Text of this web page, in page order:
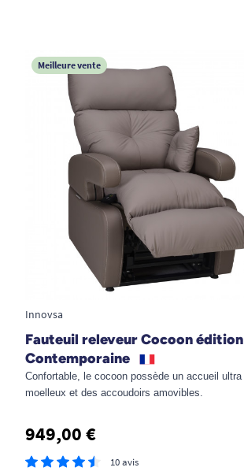
Meilleure vente
Innovsa
Fauteuil releveur Cocoon édition
Contemporaine
Confortable, le cocoon possède un accueil ultra
moelleux et des accoudoirs amovibles.
949,00 €
10 avis